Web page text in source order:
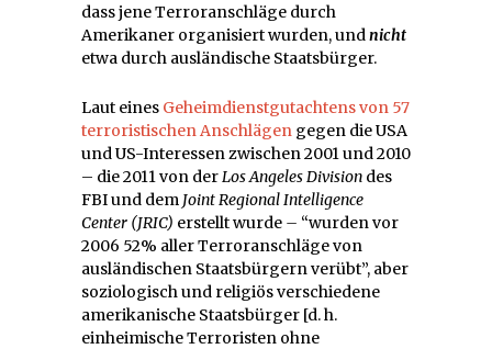
dass jene Terroranschläge durch
Amerikaner organisiert wurden, undnicht
etwa durch ausländische Staatsbürger.
Laut eines Geheimdienstgutachtens von 57
terroristischen Anschlägen gegen die USA
und US-Interessen zwischen 2001 und 2010
– die 2011 von derLos Angeles Division des
FBI und dem Joint Regional Intelligence
Center (JRIC) erstellt wurde – “wurden vor
2006 52% aller Terroranschläge von
ausländischen Staatsbürgern verübt”, aber
soziologisch und religiös verschiedene
amerikanische Staatsbürger [d. h.
einheimische Terroristen ohne